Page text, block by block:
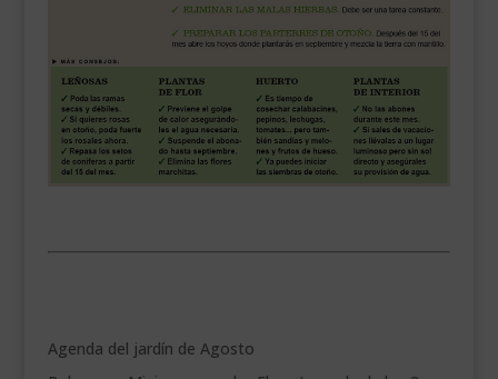
Agenda del jardín de Agosto